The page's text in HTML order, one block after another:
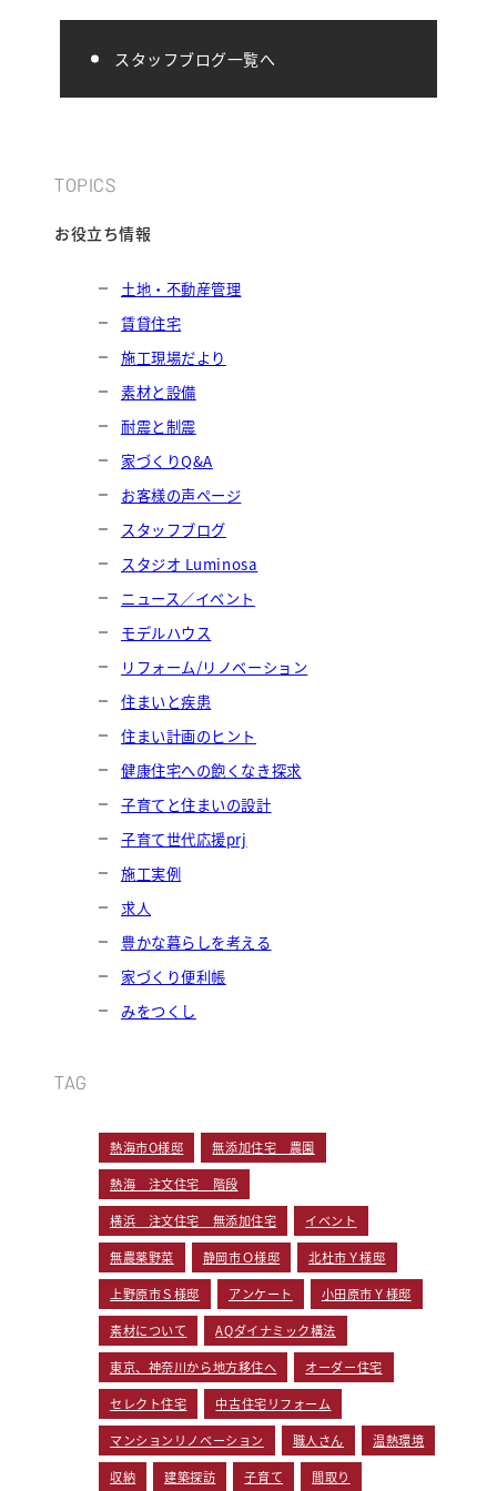
スタッフブログ一覧へ
TOPICS
お役立ち情報
土地・不動産管理
賃貸住宅
施工現場だより
素材と設備
耐震と制震
家づくりQ&A
お客様の声ページ
スタッフブログ
スタジオ Luminosa
ニュース／イベント
モデルハウス
リフォーム/リノベーション
住まいと疾患
住まい計画のヒント
健康住宅への飽くなき探求
子育てと住まいの設計
子育て世代応援prj
施工実例
求人
豊かな暮らしを考える
家づくり便利帳
みをつくし
TAG
熱海市O様邸 無添加住宅 農園
熱海 注文住宅 階段
横浜 注文住宅 無添加住宅 イベント
無農薬野菜 静岡市Ｏ様邸 北杜市Ｙ様邸
上野原市Ｓ様邸 アンケート 小田原市Ｙ様邸
素材について AQダイナミック構法
東京、神奈川から地方移住へ オーダー住宅
セレクト住宅 中古住宅リフォーム
マンションリノベーション 職人さん 温熱環境
収納 建築探訪 子育て 間取り